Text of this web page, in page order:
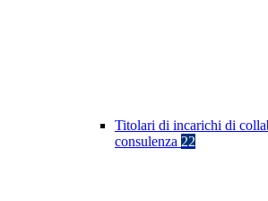
Titolari di incarichi di
consulenza 22